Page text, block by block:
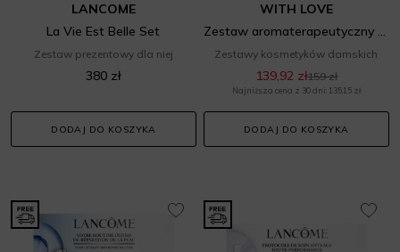
LANCOME
La Vie Est Belle Set
Zestaw prezentowy dla niej
380 zł
DODAJ DO KOSZYKA
WITH LOVE
Zestaw aromaterapeutyczny dla zodiakalnych Bliźniąt
Zestawy kosmetyków damskich
139,92 zł159 zł
Najniższa cena z 30 dni: 135,15 zł
DODAJ DO KOSZYKA